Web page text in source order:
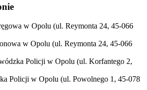
w Opolu (ul. Reymonta 24, 45-066
w Opolu (ul. Reymonta 24, 45-066
Policji w Opolu (ul. Korfantego 2,
Policji w Opolu (ul. Powolnego 1, 45-078